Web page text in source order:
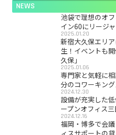
NEWS
池袋で理想のオ
イン60にリージ
2025.01.20
新宿大久保エリ
生！イベントも
久保」
2025.01.06
専門家と気軽に
分のコワーキン
2024.12.30
設備が充実した
ープンオフィス三
2024.12.16
福岡・博多で会
ィスサポートの